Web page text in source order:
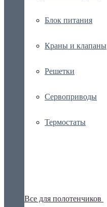
Блок питания
Краны и клапаны
Решетки
Сервоприводы
Термостаты
Все для полотенчиков